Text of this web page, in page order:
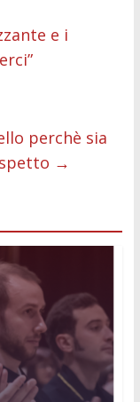
e
dI
di
e i
perchè sia
→